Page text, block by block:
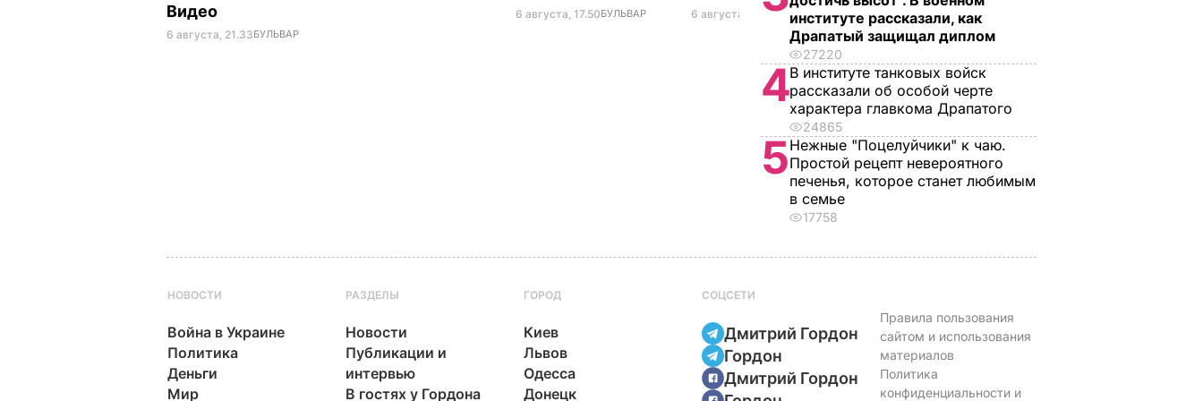
Видео
6 августа, 21.33БУЛЬВАР
6 августа, 17.50БУЛЬВАР 6 августа, 17.17БУЛЬВАР 6 августа, 16.28 БУЛЬВАР
институте рассказали, как
Драпатый защищал диплом
27220
4В институте танковых войск
рассказали об особой черте
характера главкома Драпатого
24865
5Нежные "Поцелуйчики" к чаю.
Простой рецепт невероятного
печенья, которое станет любимым
в семье
17758
НОВОСТИ
Война в Украине
Политика
Деньги
Мир
РАЗДЕЛЫ
Новости
Публикации и
интервью
В гостях у Гордона
ГОРОД
Киев
Львов
Одесса
Донецк
СОЦСЕТИ
Дмитрий Гордон
Гордон
Дмитрий Гордон
Правила пользования
сайтом и использования
материалов
Политика
конфиденциальности и